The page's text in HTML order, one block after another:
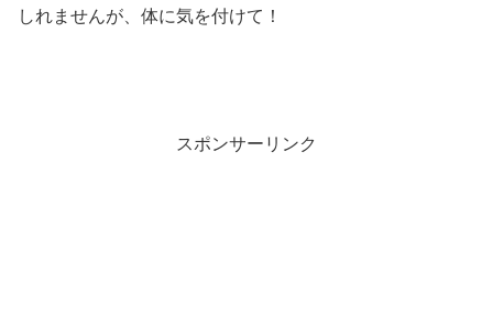
しれませんが、体に気を付けて！
スポンサーリンク